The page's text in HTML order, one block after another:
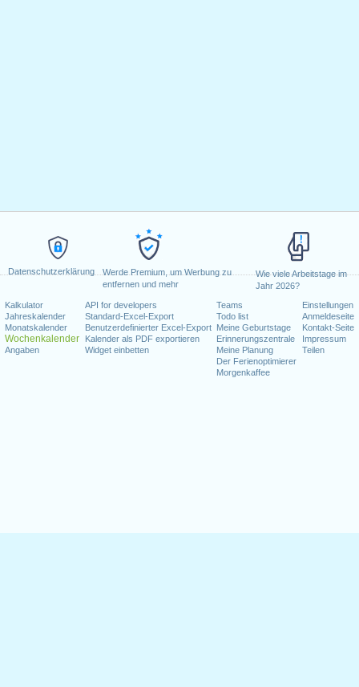
Datenschutzerklärung
Werde Premium, um Werbung zu
entfernen und mehr
Wie viele Arbeitstage im
Jahr 2026?
Kalkulator
Jahreskalender
Monatskalender
Wochenkalender
Angaben
API for developers
Standard-Excel-Export
Benutzerdefinierter Excel-Export
Kalender als PDF exportieren
Widget einbetten
Teams
Todo list
Meine Geburtstage
Erinnerungszentrale
Meine Planung
Der Ferienoptimierer
Morgenkaffee
Einstellungen
Anmeldeseite
Kontakt-Seite
Impressum
Teilen